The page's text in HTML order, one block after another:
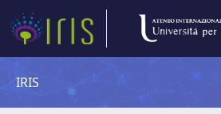
IRIS